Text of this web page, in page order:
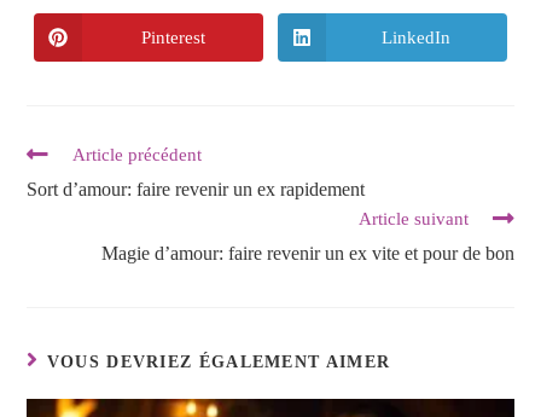
Pinterest LinkedIn
Article précédent
Sort d’amour: faire revenir un ex rapidement
Article suivant
Magie d’amour: faire revenir un ex vite et pour de bon
VOUS DEVRIEZ ÉGALEMENT AIMER